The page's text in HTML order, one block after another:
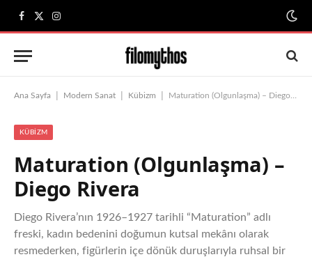
Facebook
X
(Twitter)
Instagram
Ana Sayfa Modern Sanat Kübizm Maturation (Olgunlaşma) – Diego Rivera
KÜBIZM
Maturation (Olgunlaşma) –
Diego Rivera
Diego Rivera’nın 1926–1927 tarihli “Maturation” adlı
freski, kadın bedenini doğumun kutsal mekânı olarak
resmederken, figürlerin içe dönük duruşlarıyla ruhsal bir